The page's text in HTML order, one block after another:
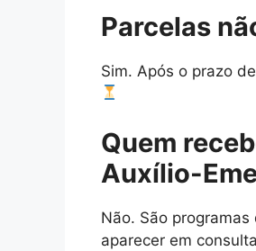
Parcelas
Sim. Após o prazo
Quem
Auxílio-
Não. São
aparecer em